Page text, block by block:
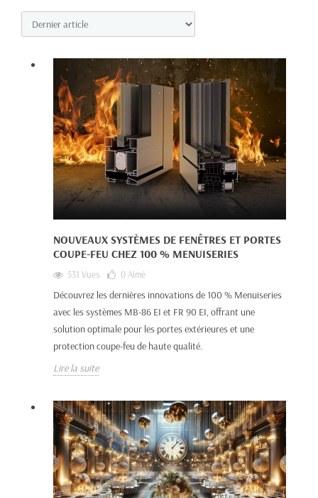
NOUVEAUX SYSTÈMES DE FENÊTRES ET PORTES
COUPE-FEU CHEZ 100 % MENUISERIES
531 Vues 0 Aimé
Découvrez les dernières innovations de 100 % Menuiseries
avec les systèmes MB-86 EI et FR 90 EI, offrant une
solution optimale pour les portes extérieures et une
protection coupe-feu de haute qualité.
Lire la suite